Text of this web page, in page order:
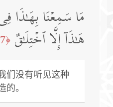
مَا سَمِعۡنَا بِهَـٰذَا
هَـٰذَاۤ إِلَّا ٱخۡتِلَـٰقٌ ﴿7﴾
们没有听见这种
。